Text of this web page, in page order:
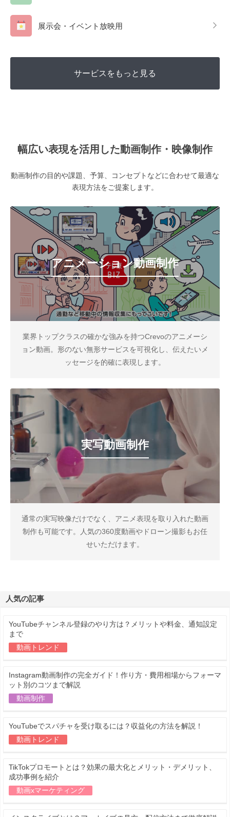
展示会・イベント放映用
サービスをもっと見る
幅広い表現を活用した動画制作・映像制作
動画制作の目的や課題、予算、コンセプトなどに合わせて最適な
表現方法をご提案します。
アニメーション動画制作
業界トップクラスの確かな強みを持つCrevoのアニメーシ
ョン動画。形のない無形サービスを可視化し、伝えたいメ
ッセージを的確に表現します。
実写動画制作
通常の実写映像だけでなく、アニメ表現を取り入れた動画
制作も可能です。人気の360度動画やドローン撮影もお任
せいただけます。
人気の記事
YouTubeチャンネル登録のやり方は？メリットや料金、通知設定
まで
動画トレンド
Instagram動画制作の完全ガイド！作り方・費用相場からフォーマ
ット別のコツまで解説
動画制作
YouTubeでスパチャを受け取るには？収益化の方法を解説！
動画トレンド
TikTokプロモートとは？効果の最大化とメリット・デメリット、
成功事例を紹介
動画xマーケティング